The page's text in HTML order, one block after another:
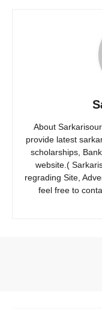
About
provide latest
scholarships,
website.(
regrading Site,
feel free to